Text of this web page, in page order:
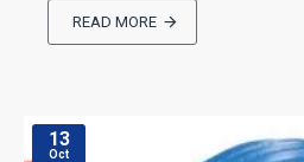
READ MORE
13
Oct